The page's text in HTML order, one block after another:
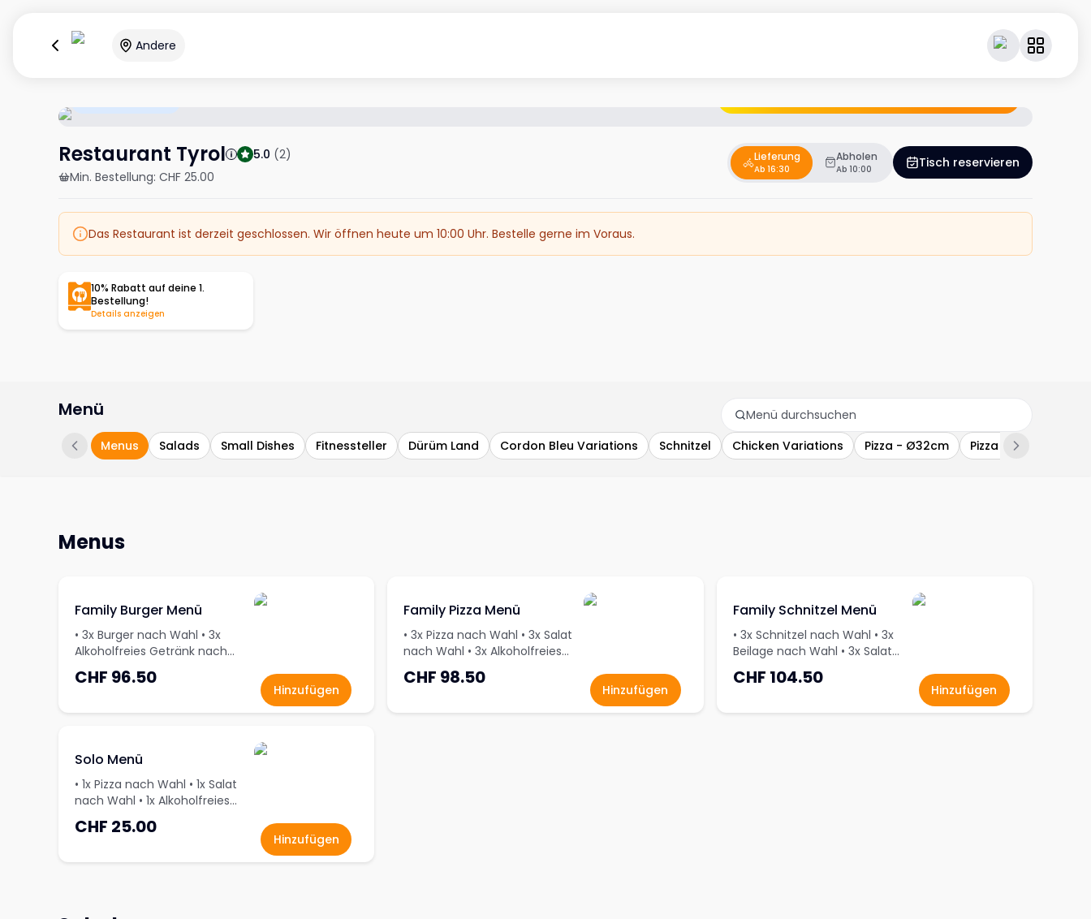
Andere
Restaurant Tyrol 5.0 (2)
Min. Bestellung: CHF 25.00
Lieferung
Ab 16:30
Abholen
Ab 10:00 Tisch reservieren
Das Restaurant ist derzeit geschlossen. Wir öffnen heute um 10:00 Uhr. Bestelle gerne im Voraus.
10% Rabatt auf deine 1.
Bestellung!
Details anzeigen
Menü
Menus Salads Small Dishes Fitnessteller Dürüm Land Cordon Bleu Variations Schnitzel Chicken Variations Pizza - Ø32cm Pizza Rolls
Menus
Family Burger Menü
• 3x Burger nach Wahl • 3x
Alkoholfreies Getränk nach
Wahl • 3x
Überraschungsdessert
CHF 96.50
Hinzufügen
Family Pizza Menü
• 3x Pizza nach Wahl • 3x Salat
nach Wahl • 3x Alkoholfreies
Getränk nach Wahl • 3x
Überraschungsdessert
CHF 98.50
Hinzufügen
Family Schnitzel Menü
• 3x Schnitzel nach Wahl • 3x
Beilage nach Wahl • 3x Salat
nach Wahl • 3x Alkoholfreies
Getränk nach Wahl • 1x Merlot
CHF 104.50
Hinzufügen
Solo Menü
• 1x Pizza nach Wahl • 1x Salat
nach Wahl • 1x Alkoholfreies
Getränk nach Wahl
CHF 25.00
Hinzufügen